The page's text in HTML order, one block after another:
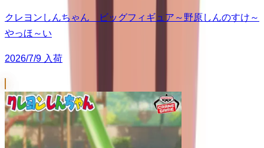
クレヨンしんちゃん ビッグフィギュア～野原しんのすけ～
やっほ～い
2026/7/9 入荷